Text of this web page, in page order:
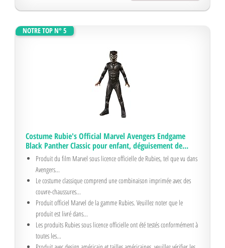
NOTRE TOP N° 5
Costume Rubie's Official Marvel Avengers Endgame
Black Panther Classic pour enfant, déguisement de...
Produit du film Marvel sous licence officielle de Rubies, tel que vu dans
Avengers...
Le costume classique comprend une combinaison imprimée avec des
couvre-chaussures...
Produit officiel Marvel de la gamme Rubies. Veuillez noter que le
produit est livré dans...
Les produits Rubies sous licence officielle ont été testés conformément à
toutes les...